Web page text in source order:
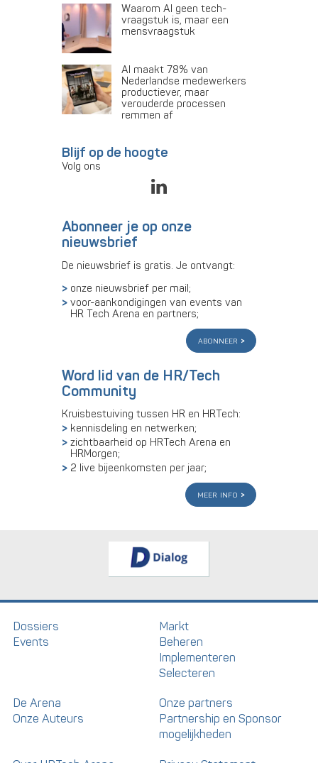
Waarom AI geen tech-
vraagstuk is, maar een
mensvraagstuk
AI maakt 78% van
Nederlandse medewerkers
productiever, maar
verouderde processen
remmen af
Blijf op de hoogte
Volg ons
Abonneer je op onze
nieuwsbrief
De nieuwsbrief is gratis. Je ontvangt:
onze nieuwsbrief per mail;
voor-aankondigingen van events van
HR Tech Arena en partners;
abonneer
Word lid van de HR/Tech
Community
Kruisbestuiving tussen HR en HRTech:
kennisdeling en netwerken;
zichtbaarheid op HRTech Arena en
HRMorgen;
2 live bijeenkomsten per jaar;
meer info
Dossiers
Events
Markt
Beheren
Implementeren
Selecteren
De Arena
Onze Auteurs
Onze partners
Partnership en Sponsor
mogelijkheden